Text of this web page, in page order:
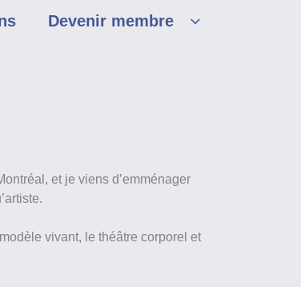
Devenir membre
et je viens d’emménager
vivant, le théâtre corporel et